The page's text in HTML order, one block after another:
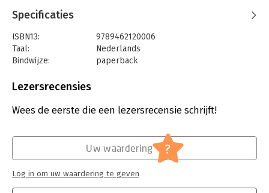
Specificaties
ISBN13:
9789462120006
Taal:
Nederlands
Bindwijze:
paperback
Uitgever:
Verschijningsdatum:
2-1-2025
Personen- en familierecht - Algemeen
Serie:
NILG - Familie en recht
Lezersrecensies
Wees de eerste die een lezersrecensie schrijft!
Uw waardering ?
Log in om uw waardering te geven